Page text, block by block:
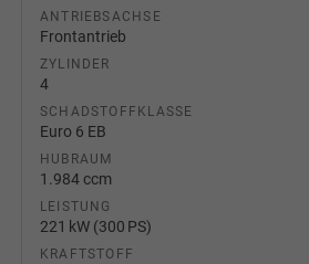
ANTRIEBSACHSE
Frontantrieb
ZYLINDER
4
SCHADSTOFFKLASSE
Euro 6 EB
HUBRAUM
1.984 ccm
LEISTUNG
221 kW (300 PS)
KRAFTSTOFF